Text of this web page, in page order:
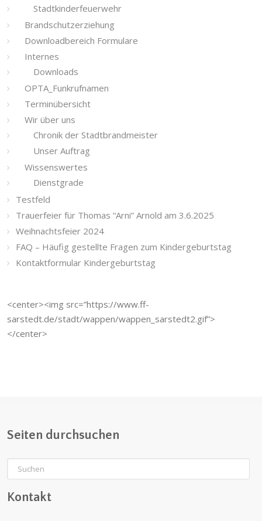
Stadtkinderfeuerwehr
Brandschutzerziehung
Downloadbereich Formulare
Internes
Downloads
OPTA_Funkrufnamen
Terminübersicht
Wir über uns
Chronik der Stadtbrandmeister
Unser Auftrag
Wissenswertes
Dienstgrade
Testfeld
Trauerfeier für Thomas “Arni” Arnold am 3.6.2025
Weihnachtsfeier 2024
FAQ – Häufig gestellte Fragen zum Kindergeburtstag
Kontaktformular Kindergeburtstag
<center><img src=”https://www.ff-
sarstedt.de/stadt/wappen/wappen_sarstedt2.gif”>
</center>
Seiten durchsuchen
Kontakt